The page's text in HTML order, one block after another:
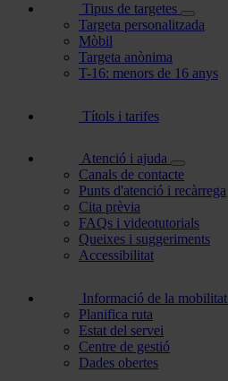
Tipus de targetes
Targeta personalitzada
Mòbil
Targeta anònima
T-16: menors de 16 anys
Títols i tarifes
Atenció i ajuda
Canals de contacte
Punts d'atenció i recàrrega
Cita prèvia
FAQs i videotutorials
Queixes i suggeriments
Accessibilitat
Informació de la mobilitat
Planifica ruta
Estat del servei
Centre de gestió
Dades obertes